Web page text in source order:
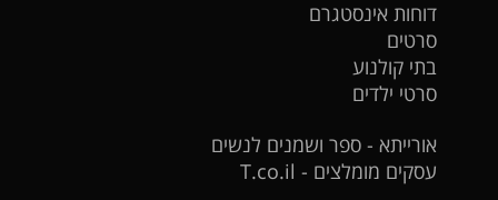
דוחות אינסטגרם
סרטים
בתי קולנוע
סרטי ילדים
אורייתא - ספר ושמנים לנשים
עסקים מומלצים - T.co.il